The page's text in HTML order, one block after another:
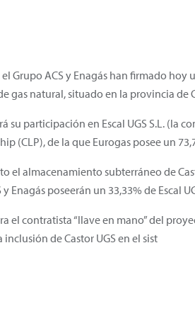
Grupo ACS y Enagás han firmado
gas natural, situado en la provincia de
su participación en Escal UGS S.L. (la
(CLP), de la que Eurogas posee un
el almacenamiento subterráneo de
Enagás poseerán un 33,33% de Escal
el contratista “llave en mano” del
de Castor UGS en el sist